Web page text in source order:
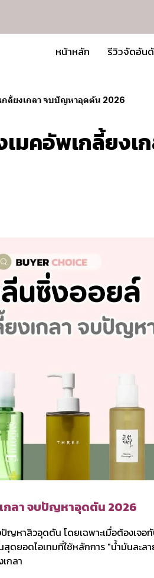
หน้าหลัก รีวิวจัดอัน
กลี้ยงเกลา จบปัญหาอุดตัน 2026
มคอัพเกลี้ยงเ
กลา จบปัญหาอุดตัน 2026
ญหาสิวอุดตัน โดยเฉพาะเมื่อต้องเจอ
ยอดไอเทมที่ใช้หลักการ "น้ำมันละล
กลา